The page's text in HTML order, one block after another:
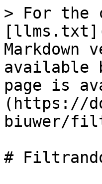
> For the
Markdown
available
page is
(https://
biuwer/
#